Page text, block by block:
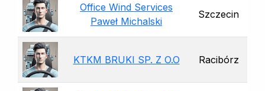
Office Wind Services
Paweł Michalski
Szczecin
KTKM BRUKI SP. Z O.O Racibórz